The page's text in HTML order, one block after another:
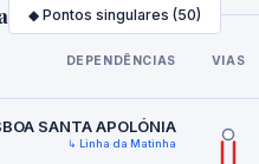
◆ Pontos singulares (50)
DEPENDÊNCIAS VIAS
SANTA APOLÓNIA
↳ Linha da Matinha